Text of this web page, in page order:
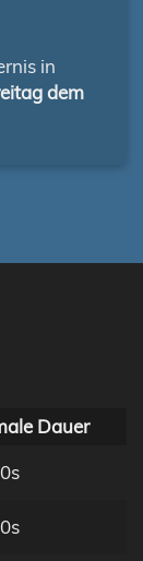
in
dem
Dauer